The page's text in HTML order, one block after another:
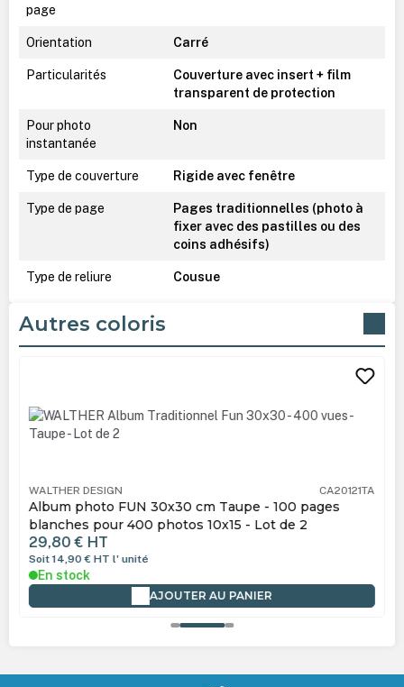
page
Orientation Carré
Particularités
Couverture avec insert + film
transparent de protection
Pour photo
instantanée
Non
Type de couverture Rigide avec fenêtre
Type de page
Pages traditionnelles (photo à
fixer avec des pastilles ou des
coins adhésifs)
Type de reliure Cousue
Autres coloris
WALTHER DESIGN CA20121TA
Album photo FUN 30x30 cm Taupe - 100 pages
blanches pour 400 photos 10x15 - Lot de 2
29,80 € HT
Soit 14,90 € HT l' unité
En stock
AJOUTER AU PANIER